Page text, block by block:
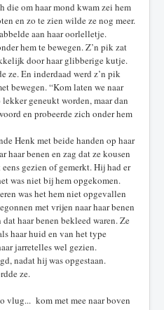
die om haar mond kwam zei hem
en zo te zien wilde ze nog meer.
aan haar oorlelletje.
hem te bewegen. Z’n pik zat
door haar glibberige kutje.
ze. En inderdaad werd z’n pik
bewegen. “Kom laten we naar
geneukt worden, maar dan
en probeerde zich onder hem
Henk met beide handen op haar
haar benen en zag dat ze kousen
gezien of gemerkt. Hij had er
was niet bij hem opgekomen.
was het hem niet opgevallen
met vrijen naar haar benen
haar benen bekleed waren. Ze
haar huid en van het type
jarretelles wel gezien.
nadat hij was opgestaan.
ze.
vlug... kom met mee naar boven